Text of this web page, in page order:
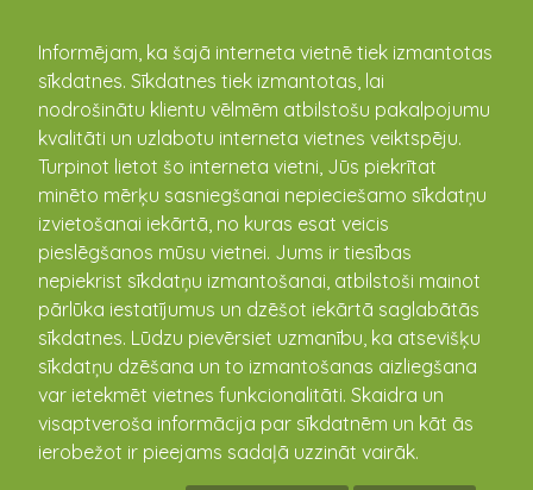
Informējam, ka šajā interneta vietnē tiek izmantotas
sīkdatnes. Sīkdatnes tiek izmantotas, lai
nodrošinātu klientu vēlmēm atbilstošu pakalpojumu
kvalitāti un uzlabotu interneta vietnes veiktspēju.
Turpinot lietot šo interneta vietni, Jūs piekrītat
minēto mērķu sasniegšanai nepieciešamo sīkdatņu
izvietošanai iekārtā, no kuras esat veicis
pieslēgšanos mūsu vietnei. Jums ir tiesības
nepiekrist sīkdatņu izmantošanai, atbilstoši mainot
pārlūka iestatījumus un dzēšot iekārtā saglabātās
sīkdatnes. Lūdzu pievērsiet uzmanību, ka atsevišķu
sīkdatņu dzēšana un to izmantošanas aizliegšana
var ietekmēt vietnes funkcionalitāti. Skaidra un
visaptveroša informācija par sīkdatnēm un kāt ās
ierobežot ir pieejams sadaļā uzzināt vairāk.
kandava.lv
PASĀKUMU
KALENDĀRS
Animācijas filma "Tauriņa